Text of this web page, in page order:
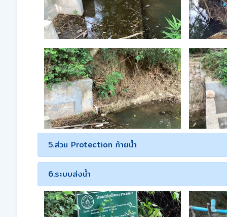
5.ส่วน Protection ท้ายน้ำ
6.ระบบส่งน้ำ